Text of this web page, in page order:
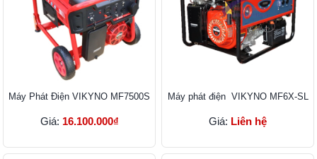
Máy Phát Điện VIKYNO MF7500S
Giá: 16.100.000₫
Máy phát điện VIKYNO MF6X-SL
Giá: Liên hệ